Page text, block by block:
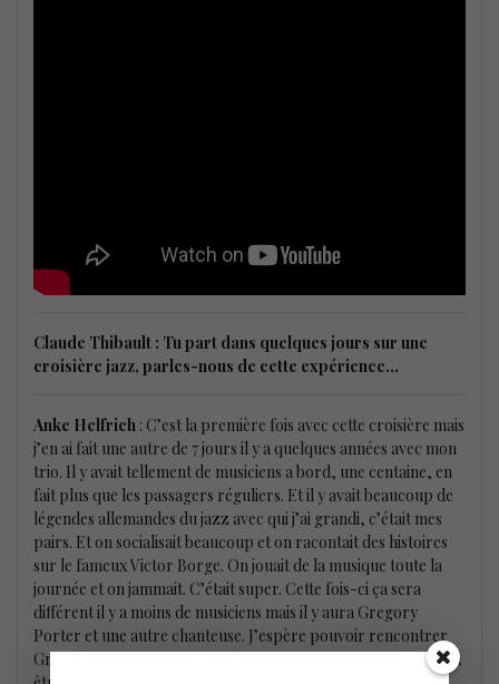
Claude Thibault : Tu part dans quelques jours sur une
croisière jazz, parles-nous de cette expérience…
Anke Helfrich : C’est la première fois avec cette croisière mais
j’en ai fait une autre de 7 jours il y a quelques années avec mon
trio. Il y avait tellement de musiciens a bord, une centaine, en
fait plus que les passagers réguliers. Et il y avait beaucoup de
légendes allemandes du jazz avec qui j’ai grandi, c’était mes
pairs. Et on socialisait beaucoup et on racontait des histoires
sur le fameux Victor Borge. On jouait de la musique toute la
journée et on jammait. C’était super. Cette fois-ci ça sera
différent il y a moins de musiciens mais il y aura Gregory
Porter et une autre chanteuse. J’espère pouvoir rencontrer
Gregory qui m’avait présentée au German Jazz Awards. Ça va